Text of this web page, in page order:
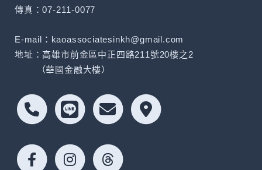
傳真：07-211-0077
E-mail：kaoassociatesinkh@gmail.com
地址：高雄市前金區中正四路211號20樓之2
（華國金融大樓）